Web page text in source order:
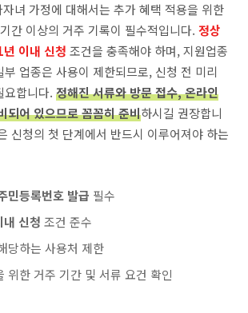
녀 가정에 대해서는 추가 혜택 적용을 위한
간 이상의 거주 기록이 필수적입니다. 정상
이내 신청 조건을 충족해야 하며, 지원업종
업종은 사용이 제한되므로, 신청 전 미리
요합니다. 정해진 서류와 방문 접수, 온라인
되어 있으므로 꼼꼼히 준비하시길 권장합니
신청의 첫 단계에서 반드시 이루어져야 하는
민등록번호 발급 필수
신청 조건 준수
당하는 사용처 제한
위한 거주 기간 및 서류 요건 확인